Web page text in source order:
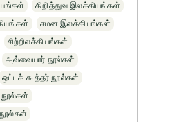
கிறித்துவ இலக்கியங்கள்
சமன இலக்கியங்கள்
சிற்றிலக்கியங்கள்
அவ்வையார் நூல்கள்
ஒட்டக் கூத்தர் நூல்கள்
நூல்கள்
நூல்கள்